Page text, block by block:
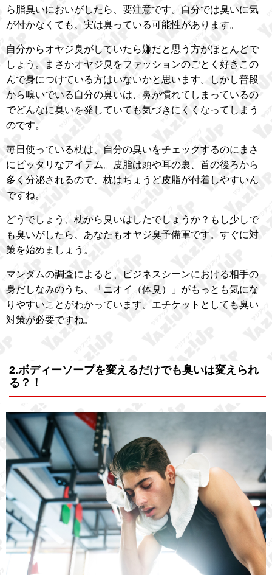
ら脂臭いにおいがしたら、要注意です。自分では臭いに気
が付かなくても、実は臭っている可能性があります。
自分からオヤジ臭がしていたら嫌だと思う方がほとんどで
しょう。まさかオヤジ臭をファッションのごとく好きこの
んで身につけている方はいないかと思います。しかし普段
から嗅いでいる自分の臭いは、鼻が慣れてしまっているの
でどんなに臭いを発していても気づきにくくなってしまう
のです。
毎日使っている枕は、自分の臭いをチェックするのにまさ
にピッタリなアイテム。皮脂は頭や耳の裏、首の後ろから
多く分泌されるので、枕はちょうど皮脂が付着しやすいん
ですね。
どうでしょう、枕から臭いはしたでしょうか？もし少しで
も臭いがしたら、あなたもオヤジ臭予備軍です。すぐに対
策を始めましょう。
マンダムの調査によると、ビジネスシーンにおける相手の
身だしなみのうち、「ニオイ（体臭）」がもっとも気にな
りやすいことがわかっています。エチケットとしても臭い
対策が必要ですね。
2.ボディーソープを変えるだけでも臭いは変えられ
る？！